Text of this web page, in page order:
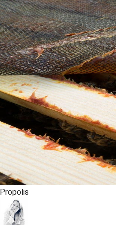
Propolis